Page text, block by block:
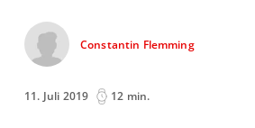
Constantin Flemming
11. Juli 2019 12 min.